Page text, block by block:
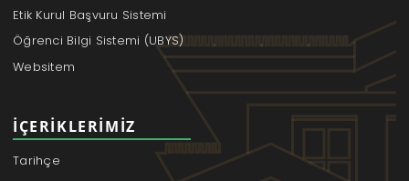
Etik Kurul Başvuru Sistemi
Öğrenci Bilgi Sistemi (UBYS)
Websitem
İÇERIKLERIMIZ
Tarihçe